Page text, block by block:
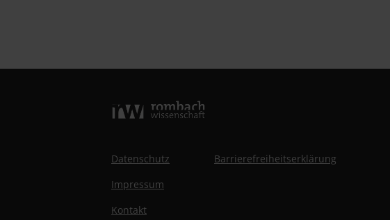
Datenschutz
Impressum
Kontakt
Barrierefreiheitserklärung